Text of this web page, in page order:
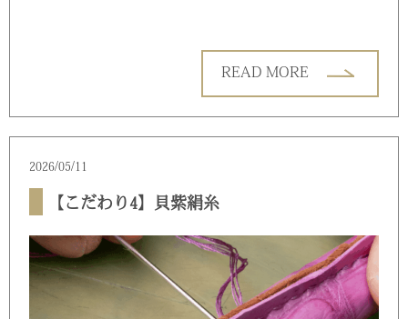
READ MORE
2026/05/11
【こだわり4】貝紫絹糸